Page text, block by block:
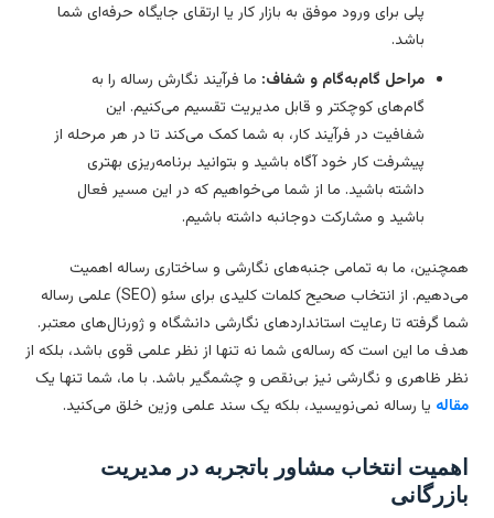
پلی برای ورود موفق به بازار کار یا ارتقای جایگاه حرفه‌ای شما
مراحل گام‌به‌گام و شفاف:ما فرآیند نگارش رساله را به
گام‌های کوچکتر و قابل مدیریت تقسیم می‌کنیم. این
شفافیت در فرآیند کار، به شما کمک می‌کند تا در هر مرحله از
پیشرفت کار خود آگاه باشید و بتوانید برنامه‌ریزی بهتری
داشته باشید. ما از شما می‌خواهیم که در این مسیر فعال
باشید و مشارکت دوجانبه داشته باشیم.
ما به تمامی جنبه‌های نگارشی و ساختاری رساله اهمیت
می‌دهیم. از انتخاب صحیح کلمات کلیدی برای سئو (SEO) علمی رساله
گرفته تا رعایت استانداردهای نگارشی دانشگاه و ژورنال‌های معتبر.
ما این است که رساله‌ی شما نه تنها از نظر علمی قوی باشد، بلکه از
ظاهری و نگارشی نیز بی‌نقص و چشمگیر باشد. با ما، شما تنها یک
یا رساله نمی‌نویسید، بلکه یک سند علمی وزین خلق می‌کنید.
انتخاب مشاور باتجربه در مدیریت